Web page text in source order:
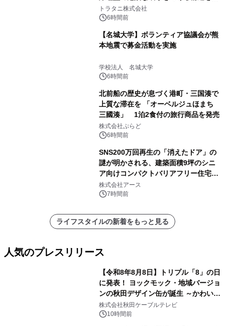
説
トラタニ株式会社
6時間前
【名城大学】ボランティア協議会が熊
本地震で募金活動を実施
学校法人 名城大学
6時間前
北前船の歴史が息づく港町・三国湊で
上質な滞在を 「オーベルジュほまち
三國湊」 1泊2食付の旅行商品を発売
株式会社ぷらど
6時間前
SNS200万回再生の「消えたドア」の
謎が明かされる、建築面積9坪のシニ
ア向けコンパクトバリアフリー住宅が
誕生
株式会社アース
7時間前
ライフスタイルの新着をもっと見る
人気のプレスリリース
【令和8年8月8日】トリプル「8」の日
に発表！ ヨックモック・地域バージョ
ンの秋田デザイン缶が誕生 ～かわいい
秋田犬の子犬と秋田の四季と名所を巡
るパッケージ～ 9月1日(火)秋田県内で
株式会社秋田ケーブルテレビ
10時間前